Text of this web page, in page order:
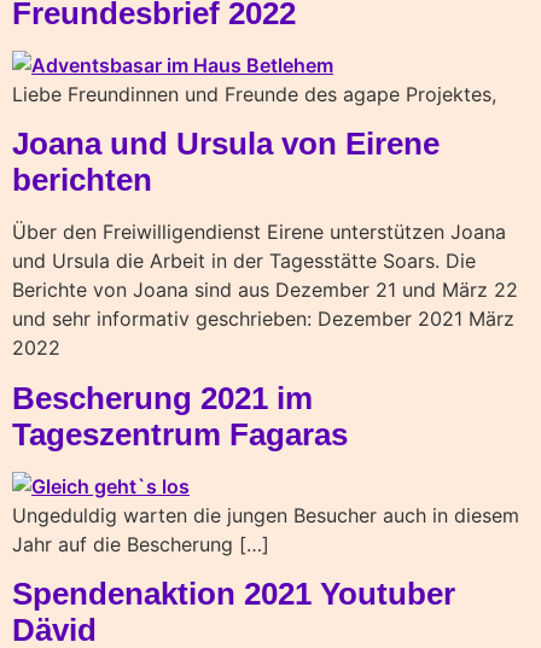
Freundesbrief 2022
Liebe Freundinnen und Freunde des agape Projektes,
Joana und Ursula von Eirene
berichten
Über den Freiwilligendienst Eirene unterstützen Joana
und Ursula die Arbeit in der Tagesstätte Soars. Die
Berichte von Joana sind aus Dezember 21 und März 22
und sehr informativ geschrieben: Dezember 2021 März
2022
Bescherung 2021 im
Tageszentrum Fagaras
Ungeduldig warten die jungen Besucher auch in diesem
Jahr auf die Bescherung […]
Spendenaktion 2021 Youtuber
Dävid